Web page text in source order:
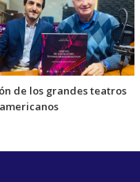
de los grandes teatros